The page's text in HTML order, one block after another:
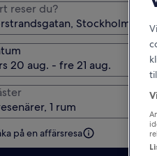
reser du?
20 aug. - fre 21 aug.
1 rum
på en affärsresa